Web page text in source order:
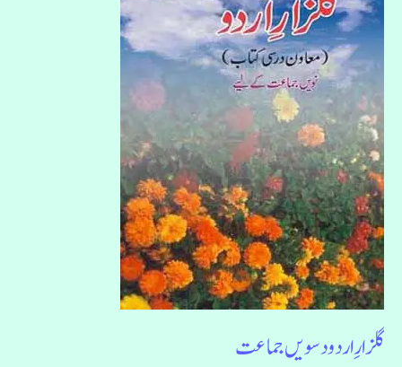
گلزارِ اردو دسویں جماعت
جماعت